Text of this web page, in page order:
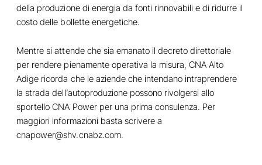
della produzione di energia da fonti rinnovabili e di ridurre il
costo delle bollette energetiche.
Mentre si attende che sia emanato il decreto direttoriale
per rendere pienamente operativa la misura, CNA Alto
Adige ricorda che le aziende che intendano intraprendere
la strada dell’autoproduzione possono rivolgersi allo
sportello CNA Power per una prima consulenza. Per
maggiori informazioni basta scrivere a
cnapower@shv.cnabz.com.